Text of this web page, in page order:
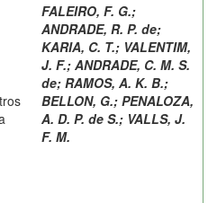
FALEIRO, F. G.;
ANDRADE, R. P. de;
KARIA, C. T.; VALENTIM,
J. F.; ANDRADE, C. M. S.
de; RAMOS, A. K. B.;
BELLON, G.; PENALOZA,
A. D. P. de S.; VALLS, J.
F. M.